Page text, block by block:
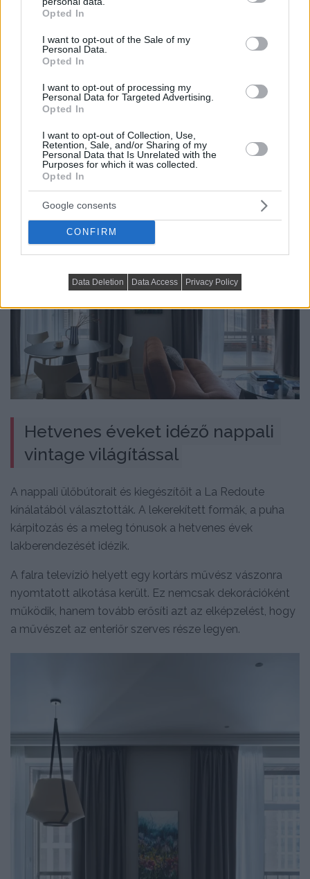
grant or deny consent to Google and its third-party tags to
use your data for below specified purposes in below Google
consent section.
Opted In
I want to opt-out of the Sale of my
Personal Data.
Opted In
I want to opt-out of processing my
Personal Data for Targeted Advertising.
Opted In
I want to opt-out of Collection, Use,
Retention, Sale, and/or Sharing of my
Personal Data that Is Unrelated with the
Purposes for which it was collected.
Opted In
Google consents
CONFIRM
Data Deletion Data Access Privacy Policy
Hetvenes éveket idéző nappali
vintage világítással
A nappali ülőbútorait és kiegészítőit a La Redoute
kínálatából választották. A lekerekített formák, a puha
kárpitozás és a meleg tónusok a hetvenes évek
lakberendezését idézik.
A falra televízió helyett egy kortárs művész vászonra
nyomtatott alkotása került. Ez nemcsak dekorációként
működik, hanem tovább erősíti azt az elképzelést, hogy
a művészet az enteriőr szerves része legyen.